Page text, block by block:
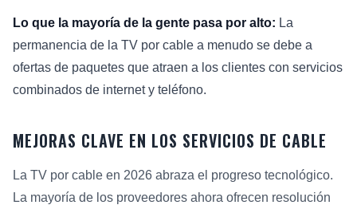
Lo que la mayoría de la gente pasa por alto: La
permanencia de la TV por cable a menudo se debe a
ofertas de paquetes que atraen a los clientes con servicios
combinados de internet y teléfono.
MEJORAS CLAVE EN LOS SERVICIOS DE CABLE
La TV por cable en 2026 abraza el progreso tecnológico.
La mayoría de los proveedores ahora ofrecen resolución